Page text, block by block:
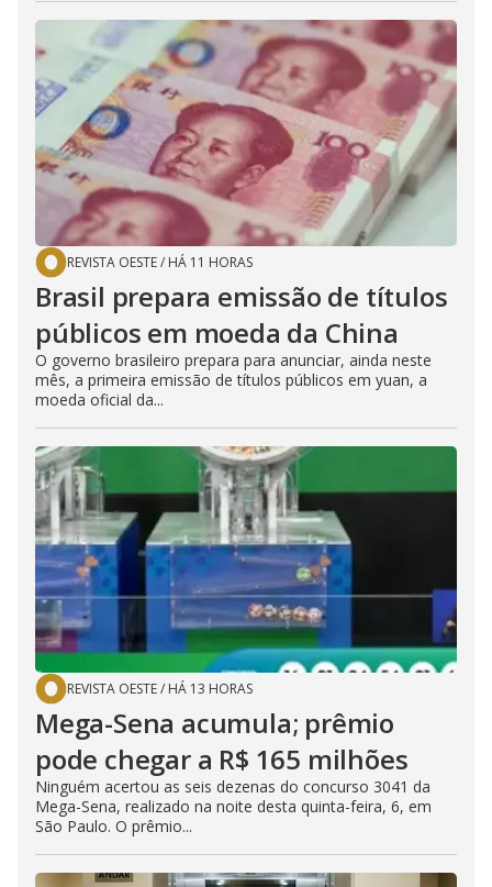
REVISTA OESTE/ HÁ 11 HORAS
Brasil prepara emissão de títulos
públicos em moeda da China
O governo brasileiro prepara para anunciar, ainda neste
mês, a primeira emissão de títulos públicos em yuan, a
moeda oficial da...
REVISTA OESTE/ HÁ 13 HORAS
Mega-Sena acumula; prêmio
pode chegar a R$ 165 milhões
Ninguém acertou as seis dezenas do concurso 3041 da
Mega-Sena, realizado na noite desta quinta-feira, 6, em
São Paulo. O prêmio...